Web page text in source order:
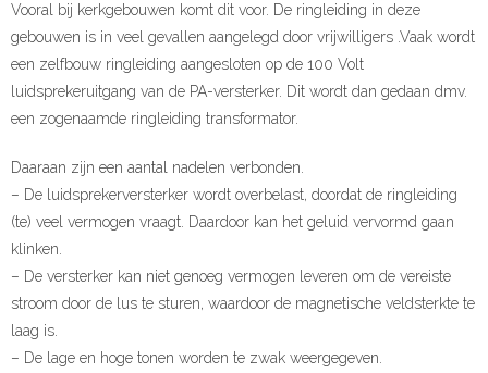
Vooral bij kerkgebouwen komt dit voor. De ringleiding in deze
gebouwen is in veel gevallen aangelegd door vrijwilligers .Vaak wordt
een zelfbouw ringleiding aangesloten op de 100 Volt
luidsprekeruitgang van de PA-versterker. Dit wordt dan gedaan dmv.
een zogenaamde ringleiding transformator.
Daaraan zijn een aantal nadelen verbonden.
– De luidsprekerversterker wordt overbelast, doordat de ringleiding
(te) veel vermogen vraagt. Daardoor kan het geluid vervormd gaan
klinken.
– De versterker kan niet genoeg vermogen leveren om de vereiste
stroom door de lus te sturen, waardoor de magnetische veldsterkte te
laag is.
– De lage en hoge tonen worden te zwak weergegeven.